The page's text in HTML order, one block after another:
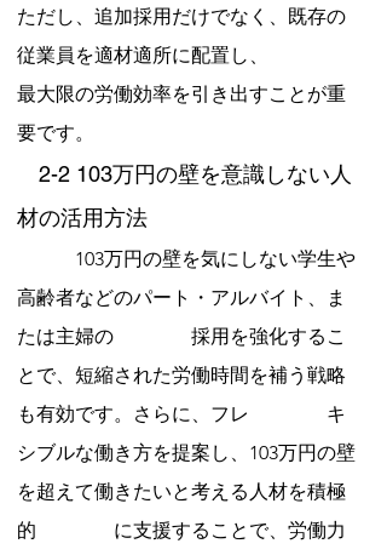
ただし、追加採用だけでなく、既存の
従業員を適材適所に配置し、
最大限の労働効率を引き出すことが重
要です。
2-2 103万円の壁を意識しない人
材の活用方法
103万円の壁を気にしない学生や
高齢者などのパート・アルバイト、ま
たは主婦の　　　　採用を強化するこ
とで、短縮された労働時間を補う戦略
も有効です。さらに、フレ　　　　キ
シブルな働き方を提案し、103万円の壁
を超えて働きたいと考える人材を積極
的　　　　に支援することで、労働力